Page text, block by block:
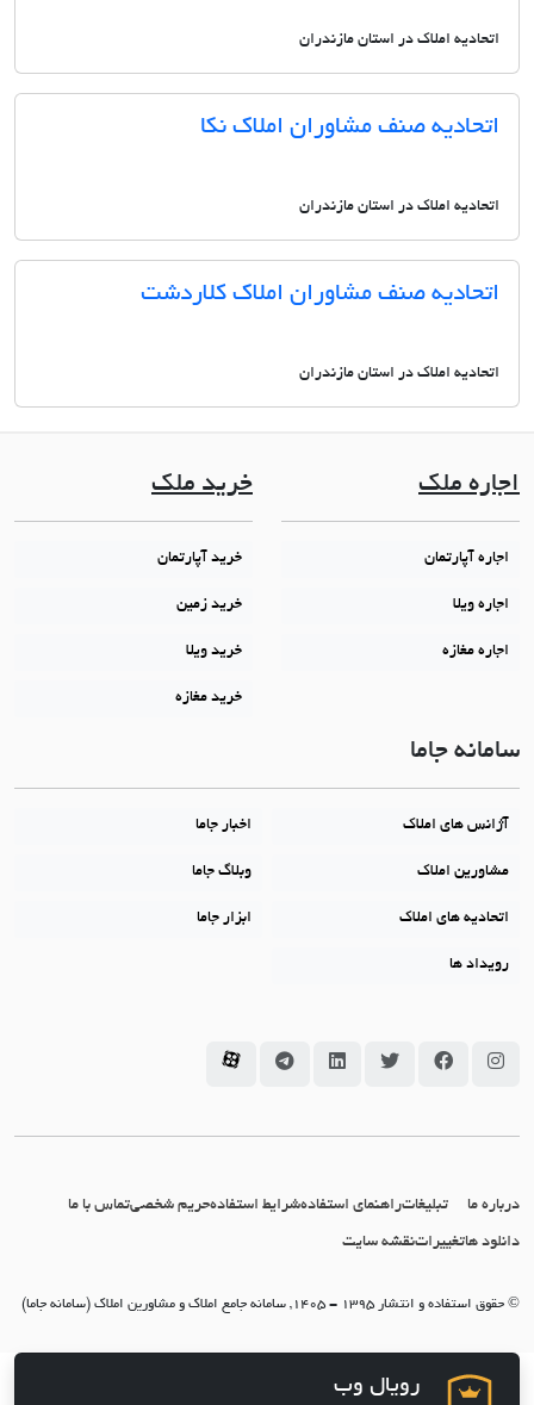
اتحادیه املاک در استان مازندران
اتحادیه صنف مشاوران املاک نکا
اتحادیه املاک در استان مازندران
اتحادیه صنف مشاوران املاک کلاردشت
اتحادیه املاک در استان مازندران
اجاره ملک
اجاره آپارتمان
اجاره ویلا
اجاره مغازه
خرید ملک
خرید آپارتمان
خرید زمین
خرید ویلا
خرید مغازه
سامانه جاما
آژانس های املاک اخبار جاما
مشاورین املاک وبلاگ جاما
اتحادیه های املاک ابزار جاما
رویداد ها
سامانه جاما در اینستاگرام
سامانه جاما در فیسبوک
سامانه جاما در توئیتر
سامانه جاما در لینکداین
سامانه جاما در تلگرام
سامانه جاما در آپارات
درباره ما تبلیغاتراهنمای استفادهشرایط استفادهحریم شخصیتماس با ما
دانلود هاتغییراتنقشه سایت
© حقوق استفاده و انتشار 1395 - 1405, سامانه جامع املاک و مشاورین املاک (سامانه جاما)
رویال وب